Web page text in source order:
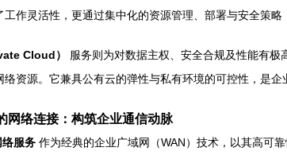
工作灵活性，更通过集中化的资源管理、部署与安全策
Cloud）
服务则为对数据主权、安全合规及性能有
络资源。它兼具公有云的弹性与私有环境的可控性，是
网络连接：构筑企业通信动脉
服务 作为经典的企业广域网（WAN）技术，以其高可